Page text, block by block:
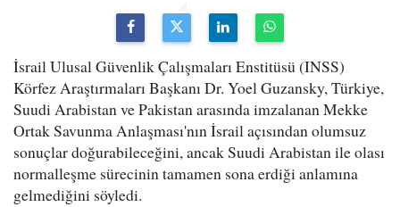
İsrail Ulusal Güvenlik Çalışmaları Enstitüsü (INSS)
Körfez Araştırmaları Başkanı Dr. Yoel Guzansky, Türkiye,
Suudi Arabistan ve Pakistan arasında imzalanan Mekke
Ortak Savunma Anlaşması'nın İsrail açısından olumsuz
sonuçlar doğurabileceğini, ancak Suudi Arabistan ile olası
normalleşme sürecinin tamamen sona erdiği anlamına
gelmediğini söyledi.